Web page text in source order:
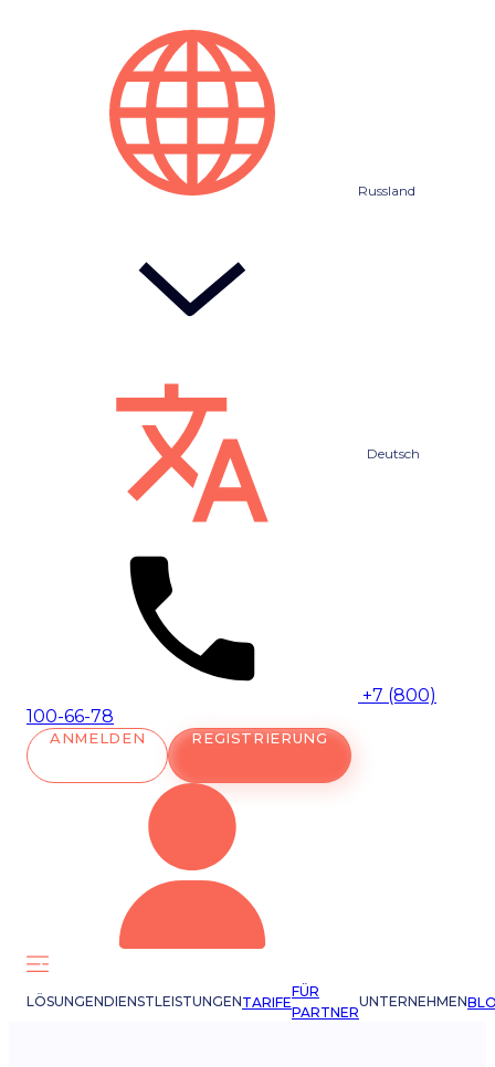
Russland
Deutsch
+7 (800)
100-66-78
ANMELDEN REGISTRIERUNG
LÖSUNGENDIENSTLEISTUNGENTARIFE
FÜR
PARTNER
UNTERNEHMEN